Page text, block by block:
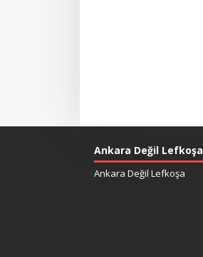
Ankara Değil Lefkoşa
Ankara Değil Lefkoşa